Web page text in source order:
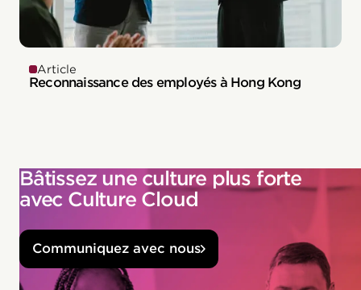
Article
Reconnaissance des employés à Hong Kong
Bâtissez une culture plus forte
avec Culture Cloud
Communiquez avec nous